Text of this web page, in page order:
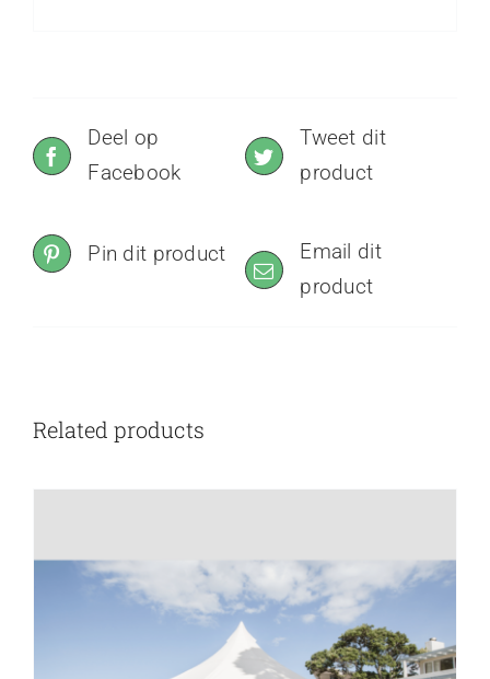
Deel op
Facebook
Tweet dit
product
Pin dit product
Email dit
product
Related products